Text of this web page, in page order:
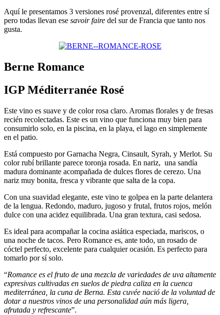
Aquí le presentamos 3 versiones rosé provenzal, diferentes entre sí
pero todas llevan ese savoir faire del sur de Francia que tanto nos
gusta.
Berne Romance
IGP Méditerranée Rosé
Este vino es suave y de color rosa claro. Aromas florales y de fresas
recién recolectadas. Este es un vino que funciona muy bien para
consumirlo solo, en la piscina, en la playa, el lago en simplemente
en el patio.
Está compuesto por Garnacha Negra, Cinsault, Syrah, y Merlot. Su
color rubí brillante parece toronja rosada. En nariz, una sandía
madura dominante acompañada de dulces flores de cerezo. Una
nariz muy bonita, fresca y vibrante que salta de la copa.
Con una suavidad elegante, este vino te golpea en la parte delantera
de la lengua. Redondo, maduro, jugoso y frutal, frutos rojos, melón
dulce con una acidez equilibrada. Una gran textura, casi sedosa.
Es ideal para acompañar la cocina asiática especiada, mariscos, o
una noche de tacos. Pero Romance es, ante todo, un rosado de
cóctel perfecto, excelente para cualquier ocasión. Es perfecto para
tomarlo por sí solo.
“Romance es el fruto de una mezcla de variedades de uva altamente
expresivas cultivadas en suelos de piedra caliza en la cuenca
mediterránea, la cuna de Berna. Esta cuvée nació de la voluntad de
dotar a nuestros vinos de una personalidad aún más ligera,
afrutada y refrescante”.